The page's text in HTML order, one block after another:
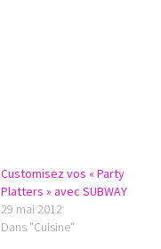
Customisez vos « Party
Platters » avec SUBWAY
29 mai 2012
Dans "Cuisine"